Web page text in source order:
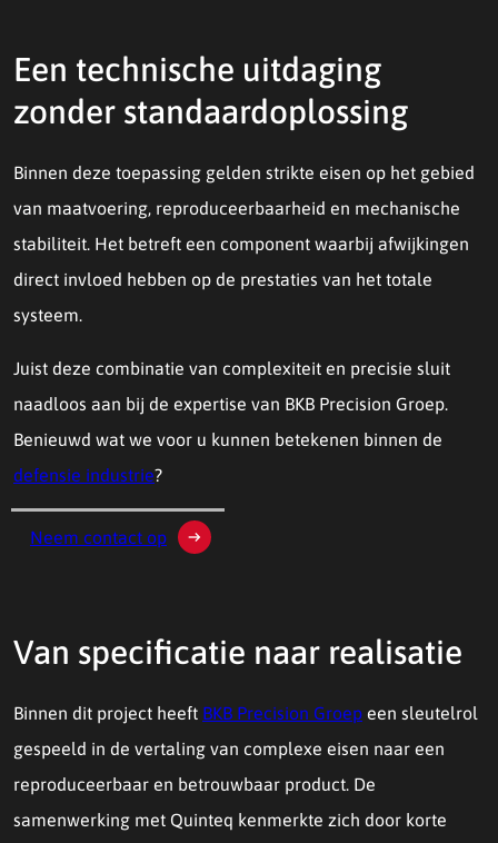
Een technische uitdaging
zonder standaardoplossing
Binnen deze toepassing gelden strikte eisen op het gebied
van maatvoering, reproduceerbaarheid en mechanische
stabiliteit. Het betreft een component waarbij afwijkingen
direct invloed hebben op de prestaties van het totale
systeem.
Juist deze combinatie van complexiteit en precisie sluit
naadloos aan bij de expertise van BKB Precision Groep.
Benieuwd wat we voor u kunnen betekenen binnen de
defensie industrie?
Neem contact op
Van specificatie naar realisatie
Binnen dit project heeft BKB Precision Groep een sleutelrol
gespeeld in de vertaling van complexe eisen naar een
reproduceerbaar en betrouwbaar product. De
samenwerking met Quinteq kenmerkte zich door korte